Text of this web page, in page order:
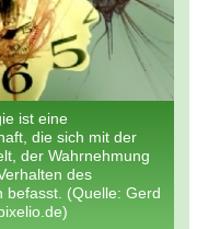
ist eine
die sich mit der
der Wahrnehmung
des
befasst. (Quelle: Gerd